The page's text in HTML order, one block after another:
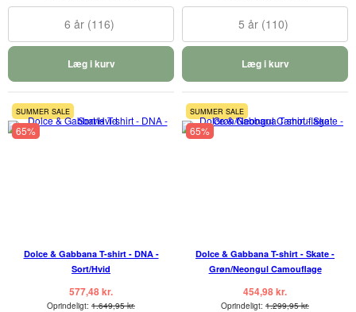
6 år (116)
Læg i kurv
5 år (110)
Læg i kurv
SUMMER SALE
65%
Dolce & Gabbana T-shirt - DNA -
Sort/Hvid
577,48 kr.
Oprindeligt: 1.649,95 kr.
SUMMER SALE
65%
Dolce & Gabbana T-shirt - Skate -
Grøn/Neongul Camouflage
454,98 kr.
Oprindeligt: 1.299,95 kr.